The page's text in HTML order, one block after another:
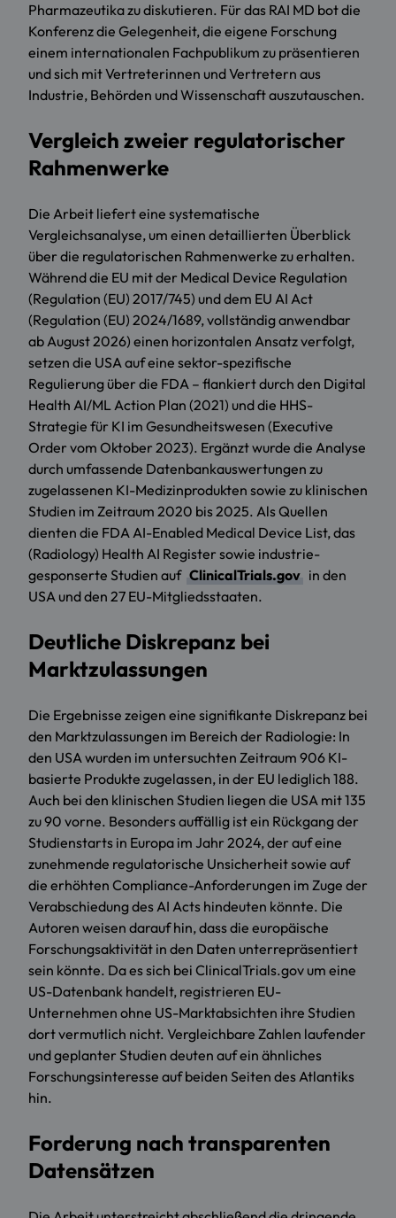
Pharmazeutika zu diskutieren. Für das RAI MD bot die
Konferenz die Gelegenheit, die eigene Forschung
einem internationalen Fachpublikum zu präsentieren
und sich mit Vertreterinnen und Vertretern aus
Industrie, Behörden und Wissenschaft auszutauschen.
Vergleich zweier regulatorischer
Rahmenwerke
Die Arbeit liefert eine systematische
Vergleichsanalyse, um einen detaillierten Überblick
über die regulatorischen Rahmenwerke zu erhalten.
Während die EU mit der Medical Device Regulation
(Regulation (EU) 2017/745) und dem EU AI Act
(Regulation (EU) 2024/1689, vollständig anwendbar
ab August 2026) einen horizontalen Ansatz verfolgt,
setzen die USA auf eine sektor-spezifische
Regulierung über die FDA – flankiert durch den Digital
Health AI/ML Action Plan (2021) und die HHS-
Strategie für KI im Gesundheitswesen (Executive
Order vom Oktober 2023). Ergänzt wurde die Analyse
durch umfassende Datenbankauswertungen zu
zugelassenen KI-Medizinprodukten sowie zu klinischen
Studien im Zeitraum 2020 bis 2025. Als Quellen
dienten die FDA AI-Enabled Medical Device List, das
(Radiology) Health AI Register sowie industrie-
gesponserte Studien auf ClinicalTrials.gov in den
USA und den 27 EU-Mitgliedsstaaten.
Deutliche Diskrepanz bei
Marktzulassungen
Die Ergebnisse zeigen eine signifikante Diskrepanz bei
den Marktzulassungen im Bereich der Radiologie: In
den USA wurden im untersuchten Zeitraum 906 KI-
basierte Produkte zugelassen, in der EU lediglich 188.
Auch bei den klinischen Studien liegen die USA mit 135
zu 90 vorne. Besonders auffällig ist ein Rückgang der
Studienstarts in Europa im Jahr 2024, der auf eine
zunehmende regulatorische Unsicherheit sowie auf
die erhöhten Compliance-Anforderungen im Zuge der
Verabschiedung des AI Acts hindeuten könnte. Die
Autoren weisen darauf hin, dass die europäische
Forschungsaktivität in den Daten unterrepräsentiert
sein könnte. Da es sich bei ClinicalTrials.gov um eine
US-Datenbank handelt, registrieren EU-
Unternehmen ohne US-Marktabsichten ihre Studien
dort vermutlich nicht. Vergleichbare Zahlen laufender
und geplanter Studien deuten auf ein ähnliches
Forschungsinteresse auf beiden Seiten des Atlantiks
hin.
Forderung nach transparenten
Datensätzen